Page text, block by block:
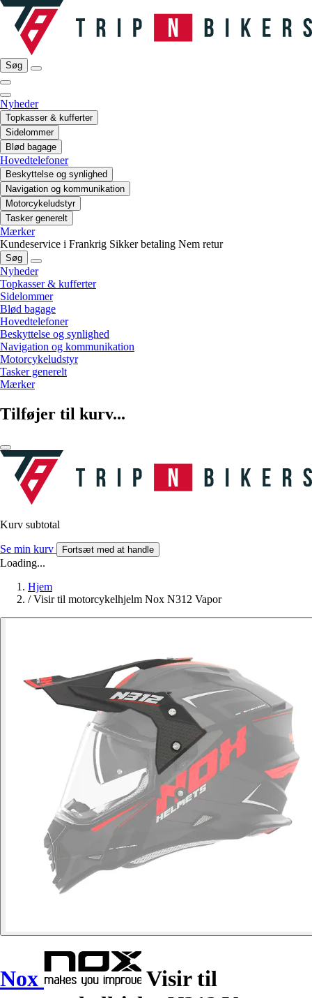
Søg
Nyheder
Topkasser & kufferter
Sidelommer
Blød bagage
Hovedtelefoner
Beskyttelse og synlighed
Navigation og kommunikation
Motorcykeludstyr
Tasker generelt
Mærker
Kundeservice i Frankrig Sikker betaling Nem retur
Søg
Nyheder
Topkasser & kufferter
Sidelommer
Blød bagage
Hovedtelefoner
Beskyttelse og synlighed
Navigation og kommunikation
Motorcykeludstyr
Tasker generelt
Mærker
Tilføjer til kurv...
Kurv subtotal
Se min kurv Fortsæt med at handle
Loading...
Hjem
/ Visir til motorcykelhjelm Nox N312 Vapor
Nox
Visir til